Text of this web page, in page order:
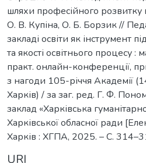
шляхи професійного
О. В. Купіна, О. Б. Борзик //
закладі освіти як інструмент
та якості освітнього процесу :
практ. онлайн-конференції,
з нагоди 105-річчя Академії
Харків) / за заг. ред. Г. Ф.
заклад «Харківська
Харківської обласної ради
Харків : ХГПА, 2025. – С.
URI